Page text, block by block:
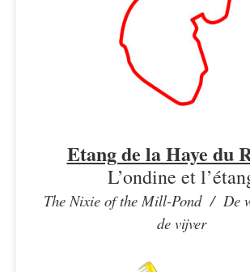
Etang de la Haye du
L’ondine et
The Nixie of the Mill-Pond / De
de vijver